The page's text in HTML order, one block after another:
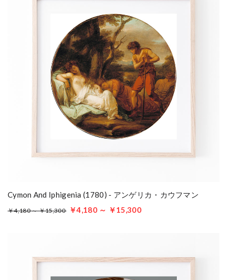
Cymon And Iphigenia (1780) - アンゲリカ・カウフマン
￥4,180 ～ ￥15,300 ￥4,180 ～ ￥15,300